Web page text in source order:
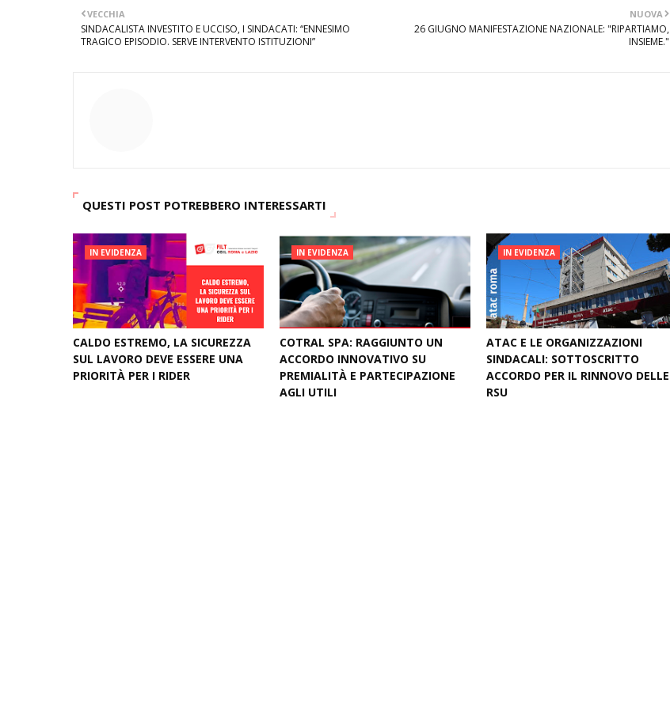
NUOVA
26 GIUGNO MANIFESTAZIONE NAZIONALE: "RIPARTIAMO,
INSIEME."
VECCHIA
SINDACALISTA INVESTITO E UCCISO, I SINDACATI: “ENNESIMO
TRAGICO EPISODIO. SERVE INTERVENTO ISTITUZIONI”
QUESTI POST POTREBBERO INTERESSARTI
IN EVIDENZA
CALDO ESTREMO, LA SICUREZZA
SUL LAVORO DEVE ESSERE UNA
PRIORITÀ PER I RIDER
IN EVIDENZA
COTRAL SPA: RAGGIUNTO UN
ACCORDO INNOVATIVO SU
PREMIALITÀ E PARTECIPAZIONE
AGLI UTILI
IN EVIDENZA
ATAC E LE ORGANIZZAZIONI
SINDACALI: SOTTOSCRITTO
ACCORDO PER IL RINNOVO DELLE
RSU